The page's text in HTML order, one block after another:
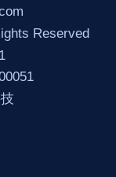
Reserved